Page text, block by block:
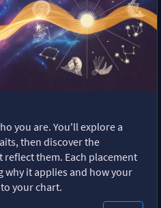
you are. You'll explore a
then discover the
them. Each placement
why it applies and how your
your chart.